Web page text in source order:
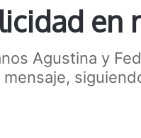
en
Agustina y